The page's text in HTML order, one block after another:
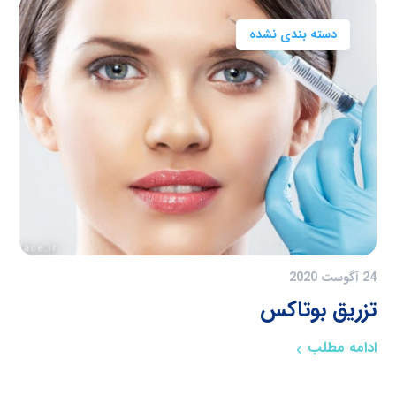
دسته بندی نشده
24 آگوست 2020
تزریق بوتاکس
ادامه مطلب